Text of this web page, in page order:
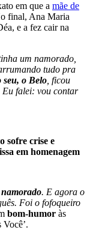
em que a mãe de
final, Ana Maria
e a fez cair na
um namorado,
tudo pra
o Belo , ficou
Eu falei: vou contar
sofre crise e
em homenagem
. E agora o
Foi o fofoqueiro
bom-humor às